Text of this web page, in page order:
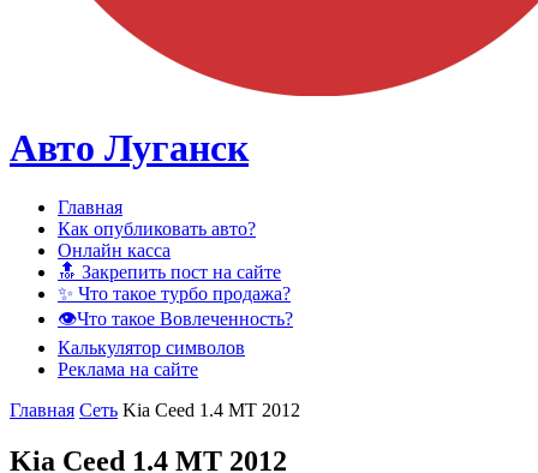
Авто Луганск
Главная
Как опубликовать авто?
Онлайн касса
🔝 Закрепить пост на сайте
✨ Что такое турбо продажа?
👁️Что такое Вовлеченность?
Калькулятор символов
Реклама на сайте
Главная Сеть Kia Ceed 1.4 MT 2012
Kia Ceed 1.4 MT 2012